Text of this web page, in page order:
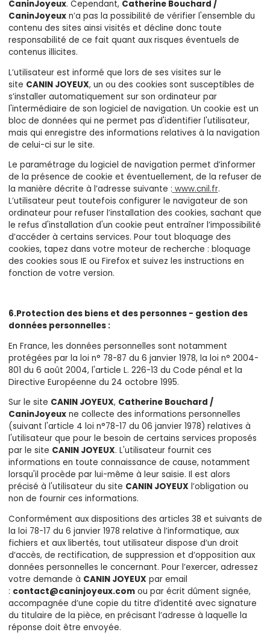
CaninJoyeux. Cependant, Catherine Bouchard /
CaninJoyeuxn’a pas la possibilité de vérifier l'ensemble du
contenu des sites ainsi visités et décline donc toute
responsabilité de ce fait quant aux risques éventuels de
contenus illicites.
L’utilisateur est informé que lors de ses visites sur le
site CANIN JOYEUX, un ou des cookies sont susceptibles de
s’installer automatiquement sur son ordinateur par
l'intermédiaire de son logiciel de navigation. Un cookie est un
bloc de données qui ne permet pas d'identifier l'utilisateur,
mais qui enregistre des informations relatives à la navigation
de celui-ci sur le site.
Le paramétrage du logiciel de navigation permet d’informer
de la présence de cookie et éventuellement, de la refuser de
la manière décrite à l’adresse suivante : www.cnil.fr.
L’utilisateur peut toutefois configurer le navigateur de son
ordinateur pour refuser l’installation des cookies, sachant que
le refus d'installation d'un cookie peut entraîner l’impossibilité
d’accéder à certains services. Pour tout bloquage des
cookies, tapez dans votre moteur de recherche : bloquage
des cookies sous IE ou Firefox et suivez les instructions en
fonction de votre version.
6.Protection des biens et des personnes - gestion des
données personnelles :
En France, les données personnelles sont notamment
protégées par la loi n° 78-87 du 6 janvier 1978, la loi n° 2004-
801 du 6 août 2004, l'article L. 226-13 du Code pénal et la
Directive Européenne du 24 octobre 1995.
Sur le site CANIN JOYEUX, Catherine Bouchard /
CaninJoyeuxne collecte des informations personnelles
(suivant l'article 4 loi n°78-17 du 06 janvier 1978) relatives à
l'utilisateur que pour le besoin de certains services proposés
par le site CANIN JOYEUX. L'utilisateur fournit ces
informations en toute connaissance de cause, notamment
lorsqu'il procède par lui-même à leur saisie. Il est alors
précisé à l'utilisateur du site CANIN JOYEUX l’obligation ou
non de fournir ces informations.
Conformément aux dispositions des articles 38 et suivants de
la loi 78-17 du 6 janvier 1978 relative à l’informatique, aux
fichiers et aux libertés, tout utilisateur dispose d’un droit
d’accès, de rectification, de suppression et d’opposition aux
données personnelles le concernant. Pour l’exercer, adressez
votre demande à CANIN JOYEUX par email
: contact@caninjoyeux.comou par écrit dûment signée,
accompagnée d’une copie du titre d’identité avec signature
du titulaire de la pièce, en précisant l’adresse à laquelle la
réponse doit être envoyée.